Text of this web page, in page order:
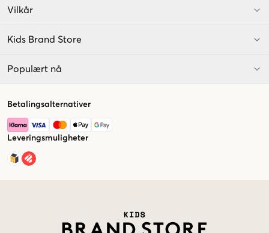
Vilkår
Kids Brand Store
Populært nå
Betalingsalternativer
Leveringsmuligheter